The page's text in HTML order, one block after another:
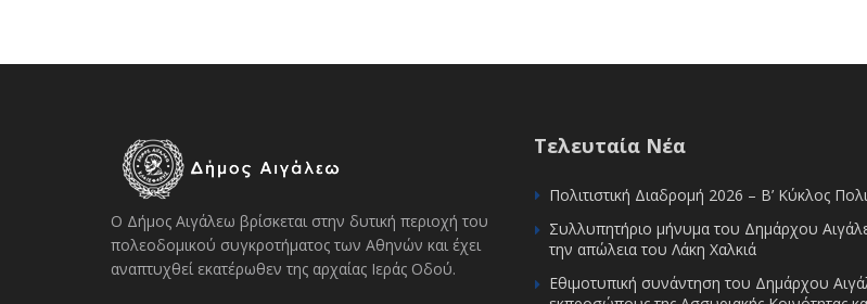
Ο Δήμος Αιγάλεω βρίσκεται στην δυτική περιοχή του
πολεοδομικού συγκροτήματος των Αθηνών και έχει
αναπτυχθεί εκατέρωθεν της αρχαίας Ιεράς Οδού.
Τελευταία Νέα
Πολιτιστική Διαδρομή 2026 – Β’ Κύκλος
Συλλυπητήριο μήνυμα του Δημάρχου
την απώλεια του Λάκη Χαλκιά
Εθιμοτυπική συνάντηση του Δημάρχου